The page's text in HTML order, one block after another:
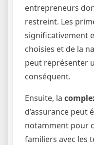
entrepreneurs
restreint. Les
significativement
choisies et de la
peut représenter
conséquent.
Ensuite, la
d’assurance peut
notamment pour
familiers avec les